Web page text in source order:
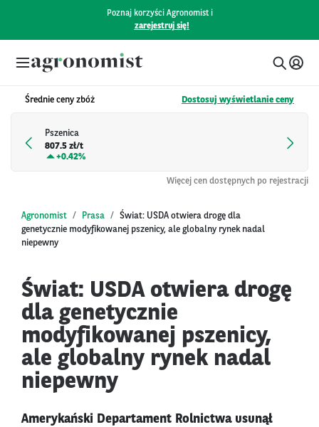
Poznaj korzyści Agronomist i
zarejestruj się!
Średnie ceny zbóż Dostosuj wyświetlanie ceny
Pszenica
807.5 zł/t
+0.42%
Więcej cen dostępnych po rejestracji
Agronomist Prasa
Świat: USDA otwiera drogę dla
genetycznie modyfikowanej pszenicy, ale globalny rynek nadal
niepewny
Świat: USDA otwiera drogę
dla genetycznie
modyfikowanej pszenicy,
ale globalny rynek nadal
niepewny
Amerykański Departament Rolnictwa usunął